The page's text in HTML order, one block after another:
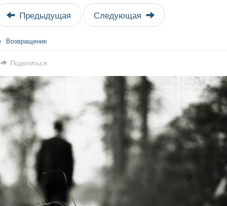
Предыдущая Следующая
Возвращение
Поделиться